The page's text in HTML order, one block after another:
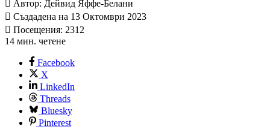
Автор: Дейвид Яффе-Белани
Създадена на 13 Октомври 2023
Посещения: 2312
14 мин. четене
Facebook
X
LinkedIn
Threads
Bluesky
Pinterest